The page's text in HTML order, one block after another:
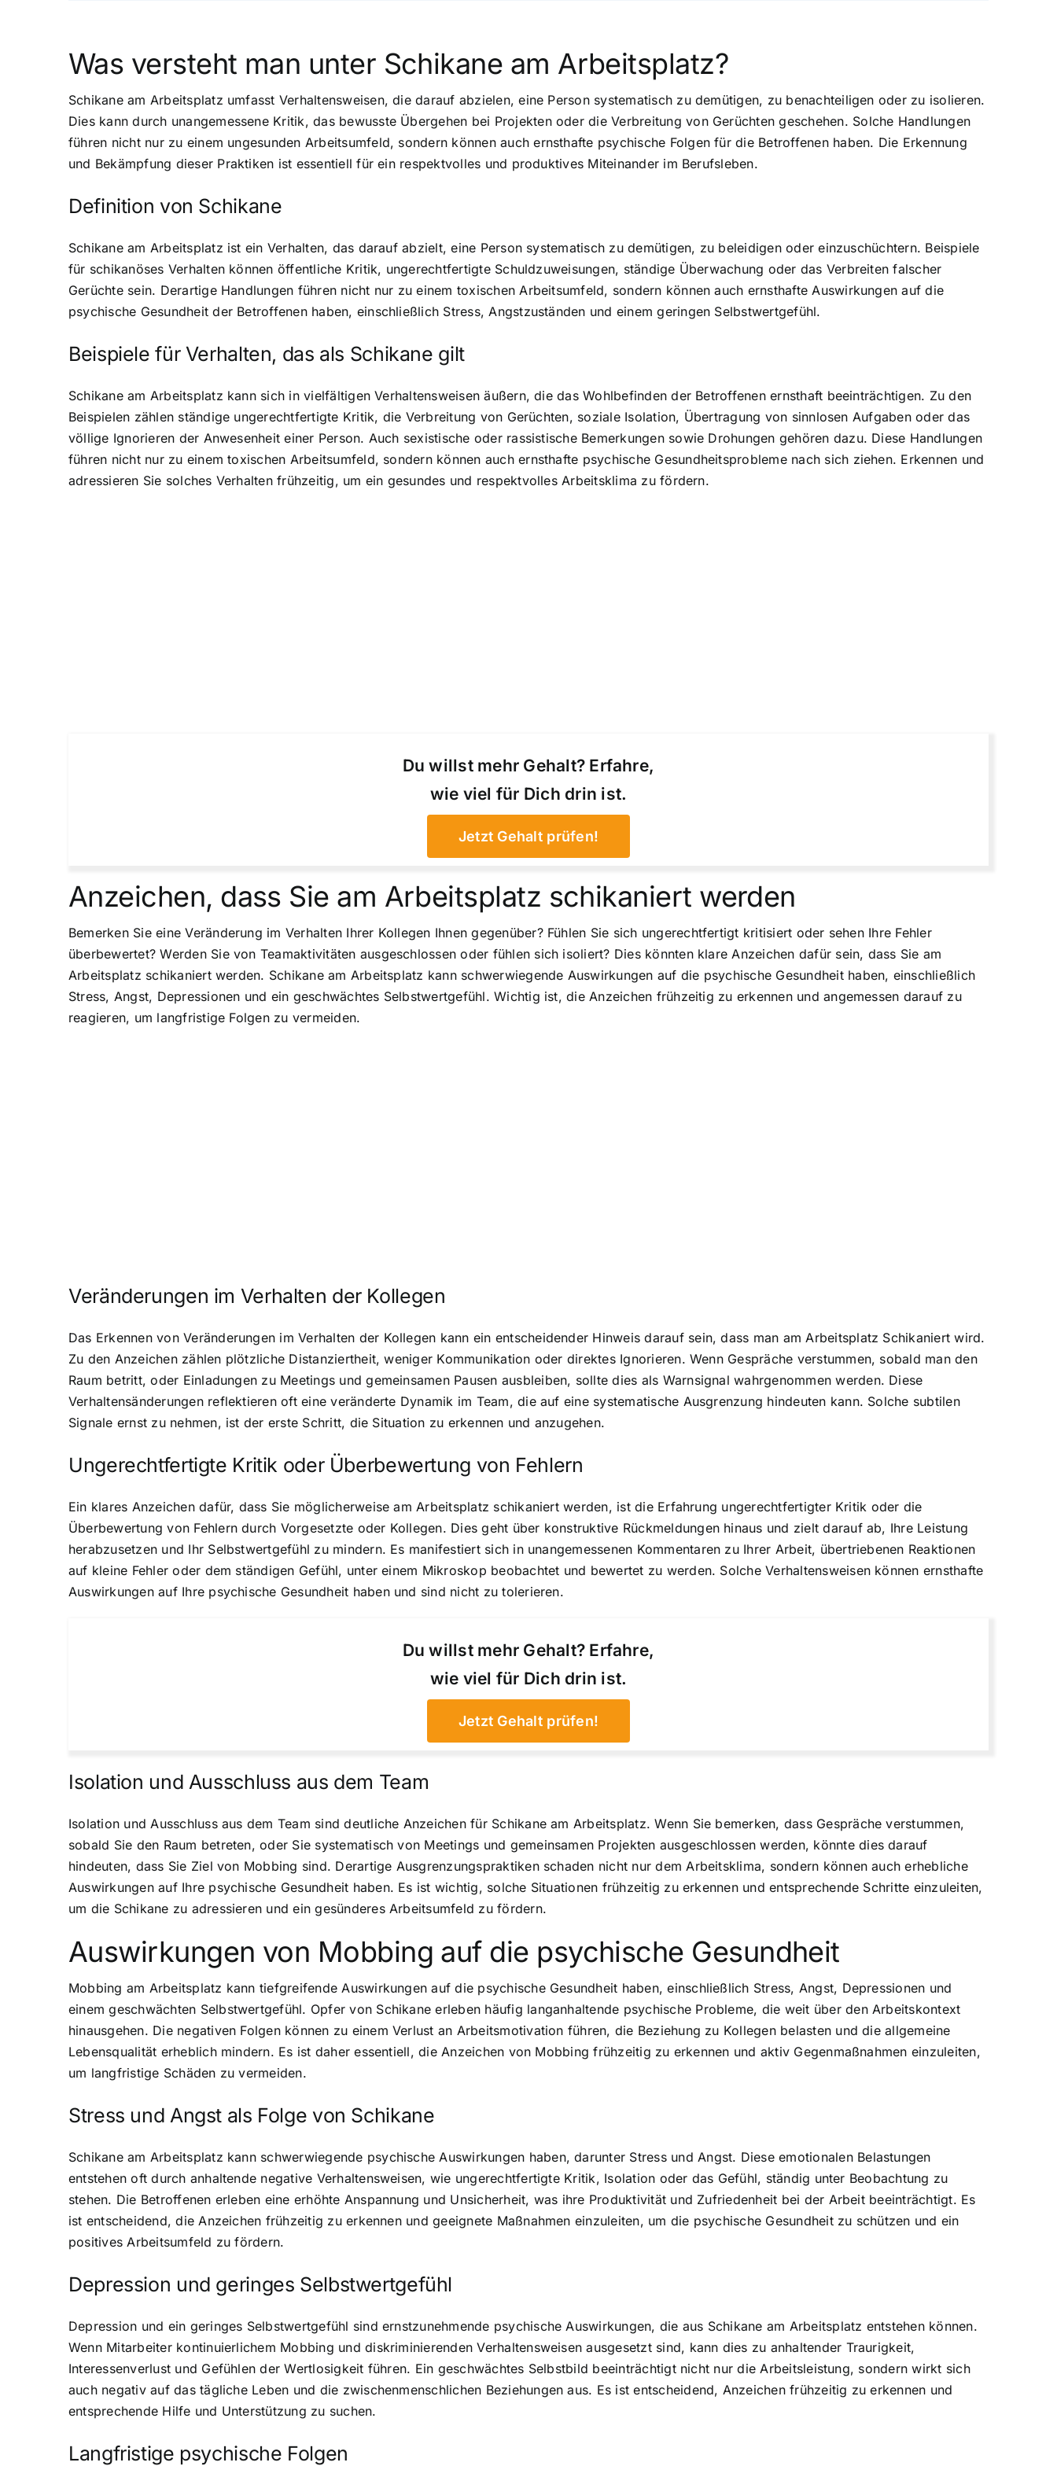
Was versteht man unter Schikane am Arbeitsplatz?
Schikane am Arbeitsplatz umfasst Verhaltensweisen, die darauf abzielen, eine Person systematisch zu demütigen, zu benachteiligen oder zu isolieren.
Dies kann durch unangemessene Kritik, das bewusste Übergehen bei Projekten oder die Verbreitung von Gerüchten geschehen. Solche Handlungen
führen nicht nur zu einem ungesunden Arbeitsumfeld, sondern können auch ernsthafte psychische Folgen für die Betroffenen haben. Die Erkennung
und Bekämpfung dieser Praktiken ist essentiell für ein respektvolles und produktives Miteinander im Berufsleben.
Definition von Schikane
Schikane am Arbeitsplatz ist ein Verhalten, das darauf abzielt, eine Person systematisch zu demütigen, zu beleidigen oder einzuschüchtern. Beispiele
für schikanöses Verhalten können öffentliche Kritik, ungerechtfertigte Schuldzuweisungen, ständige Überwachung oder das Verbreiten falscher
Gerüchte sein. Derartige Handlungen führen nicht nur zu einem toxischen Arbeitsumfeld, sondern können auch ernsthafte Auswirkungen auf die
psychische Gesundheit der Betroffenen haben, einschließlich Stress, Angstzuständen und einem geringen Selbstwertgefühl.
Beispiele für Verhalten, das als Schikane gilt
Schikane am Arbeitsplatz kann sich in vielfältigen Verhaltensweisen äußern, die das Wohlbefinden der Betroffenen ernsthaft beeinträchtigen. Zu den
Beispielen zählen ständige ungerechtfertigte Kritik, die Verbreitung von Gerüchten, soziale Isolation, Übertragung von sinnlosen Aufgaben oder das
völlige Ignorieren der Anwesenheit einer Person. Auch sexistische oder rassistische Bemerkungen sowie Drohungen gehören dazu. Diese Handlungen
führen nicht nur zu einem toxischen Arbeitsumfeld, sondern können auch ernsthafte psychische Gesundheitsprobleme nach sich ziehen. Erkennen und
adressieren Sie solches Verhalten frühzeitig, um ein gesundes und respektvolles Arbeitsklima zu fördern.
Du willst mehr Gehalt? Erfahre,
wie viel für Dich drin ist.
Jetzt Gehalt prüfen!
Anzeichen, dass Sie am Arbeitsplatz schikaniert werden
Bemerken Sie eine Veränderung im Verhalten Ihrer Kollegen Ihnen gegenüber? Fühlen Sie sich ungerechtfertigt kritisiert oder sehen Ihre Fehler
überbewertet? Werden Sie von Teamaktivitäten ausgeschlossen oder fühlen sich isoliert? Dies könnten klare Anzeichen dafür sein, dass Sie am
Arbeitsplatz schikaniert werden. Schikane am Arbeitsplatz kann schwerwiegende Auswirkungen auf die psychische Gesundheit haben, einschließlich
Stress, Angst, Depressionen und ein geschwächtes Selbstwertgefühl. Wichtig ist, die Anzeichen frühzeitig zu erkennen und angemessen darauf zu
reagieren, um langfristige Folgen zu vermeiden.
Veränderungen im Verhalten der Kollegen
Das Erkennen von Veränderungen im Verhalten der Kollegen kann ein entscheidender Hinweis darauf sein, dass man am Arbeitsplatz Schikaniert wird.
Zu den Anzeichen zählen plötzliche Distanziertheit, weniger Kommunikation oder direktes Ignorieren. Wenn Gespräche verstummen, sobald man den
Raum betritt, oder Einladungen zu Meetings und gemeinsamen Pausen ausbleiben, sollte dies als Warnsignal wahrgenommen werden. Diese
Verhaltensänderungen reflektieren oft eine veränderte Dynamik im Team, die auf eine systematische Ausgrenzung hindeuten kann. Solche subtilen
Signale ernst zu nehmen, ist der erste Schritt, die Situation zu erkennen und anzugehen.
Ungerechtfertigte Kritik oder Überbewertung von Fehlern
Ein klares Anzeichen dafür, dass Sie möglicherweise am Arbeitsplatz schikaniert werden, ist die Erfahrung ungerechtfertigter Kritik oder die
Überbewertung von Fehlern durch Vorgesetzte oder Kollegen. Dies geht über konstruktive Rückmeldungen hinaus und zielt darauf ab, Ihre Leistung
herabzusetzen und Ihr Selbstwertgefühl zu mindern. Es manifestiert sich in unangemessenen Kommentaren zu Ihrer Arbeit, übertriebenen Reaktionen
auf kleine Fehler oder dem ständigen Gefühl, unter einem Mikroskop beobachtet und bewertet zu werden. Solche Verhaltensweisen können ernsthafte
Auswirkungen auf Ihre psychische Gesundheit haben und sind nicht zu tolerieren.
Du willst mehr Gehalt? Erfahre,
wie viel für Dich drin ist.
Jetzt Gehalt prüfen!
Isolation und Ausschluss aus dem Team
Isolation und Ausschluss aus dem Team sind deutliche Anzeichen für Schikane am Arbeitsplatz. Wenn Sie bemerken, dass Gespräche verstummen,
sobald Sie den Raum betreten, oder Sie systematisch von Meetings und gemeinsamen Projekten ausgeschlossen werden, könnte dies darauf
hindeuten, dass Sie Ziel von Mobbing sind. Derartige Ausgrenzungspraktiken schaden nicht nur dem Arbeitsklima, sondern können auch erhebliche
Auswirkungen auf Ihre psychische Gesundheit haben. Es ist wichtig, solche Situationen frühzeitig zu erkennen und entsprechende Schritte einzuleiten,
um die Schikane zu adressieren und ein gesünderes Arbeitsumfeld zu fördern.
Auswirkungen von Mobbing auf die psychische Gesundheit
Mobbing am Arbeitsplatz kann tiefgreifende Auswirkungen auf die psychische Gesundheit haben, einschließlich Stress, Angst, Depressionen und
einem geschwächten Selbstwertgefühl. Opfer von Schikane erleben häufig langanhaltende psychische Probleme, die weit über den Arbeitskontext
hinausgehen. Die negativen Folgen können zu einem Verlust an Arbeitsmotivation führen, die Beziehung zu Kollegen belasten und die allgemeine
Lebensqualität erheblich mindern. Es ist daher essentiell, die Anzeichen von Mobbing frühzeitig zu erkennen und aktiv Gegenmaßnahmen einzuleiten,
um langfristige Schäden zu vermeiden.
Stress und Angst als Folge von Schikane
Schikane am Arbeitsplatz kann schwerwiegende psychische Auswirkungen haben, darunter Stress und Angst. Diese emotionalen Belastungen
entstehen oft durch anhaltende negative Verhaltensweisen, wie ungerechtfertigte Kritik, Isolation oder das Gefühl, ständig unter Beobachtung zu
stehen. Die Betroffenen erleben eine erhöhte Anspannung und Unsicherheit, was ihre Produktivität und Zufriedenheit bei der Arbeit beeinträchtigt. Es
ist entscheidend, die Anzeichen frühzeitig zu erkennen und geeignete Maßnahmen einzuleiten, um die psychische Gesundheit zu schützen und ein
positives Arbeitsumfeld zu fördern.
Depression und geringes Selbstwertgefühl
Depression und ein geringes Selbstwertgefühl sind ernstzunehmende psychische Auswirkungen, die aus Schikane am Arbeitsplatz entstehen können.
Wenn Mitarbeiter kontinuierlichem Mobbing und diskriminierenden Verhaltensweisen ausgesetzt sind, kann dies zu anhaltender Traurigkeit,
Interessenverlust und Gefühlen der Wertlosigkeit führen. Ein geschwächtes Selbstbild beeinträchtigt nicht nur die Arbeitsleistung, sondern wirkt sich
auch negativ auf das tägliche Leben und die zwischenmenschlichen Beziehungen aus. Es ist entscheidend, Anzeichen frühzeitig zu erkennen und
entsprechende Hilfe und Unterstützung zu suchen.
Langfristige psychische Folgen